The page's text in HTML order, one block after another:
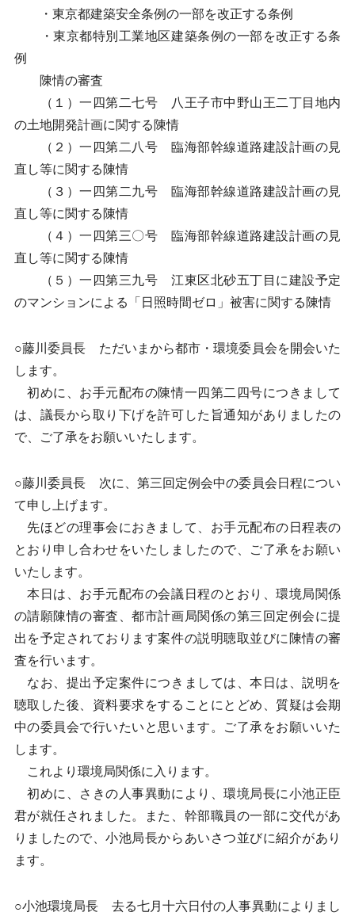
・東京都建築安全条例の一部を改正する条例
・東京都特別工業地区建築条例の一部を改正する条
例
陳情の審査
（１）一四第二七号 八王子市中野山王二丁目地内
の土地開発計画に関する陳情
（２）一四第二八号 臨海部幹線道路建設計画の見
直し等に関する陳情
（３）一四第二九号 臨海部幹線道路建設計画の見
直し等に関する陳情
（４）一四第三〇号 臨海部幹線道路建設計画の見
直し等に関する陳情
（５）一四第三九号 江東区北砂五丁目に建設予定
のマンションによる「日照時間ゼロ」被害に関する陳情
○藤川委員長 ただいまから都市・環境委員会を開会いた
します。
初めに、お手元配布の陳情一四第二四号につきまして
は、議長から取り下げを許可した旨通知がありましたの
で、ご了承をお願いいたします。
○藤川委員長 次に、第三回定例会中の委員会日程につい
て申し上げます。
先ほどの理事会におきまして、お手元配布の日程表の
とおり申し合わせをいたしましたので、ご了承をお願い
いたします。
本日は、お手元配布の会議日程のとおり、環境局関係
の請願陳情の審査、都市計画局関係の第三回定例会に提
出を予定されております案件の説明聴取並びに陳情の審
査を行います。
なお、提出予定案件につきましては、本日は、説明を
聴取した後、資料要求をすることにとどめ、質疑は会期
中の委員会で行いたいと思います。ご了承をお願いいた
します。
これより環境局関係に入ります。
初めに、さきの人事異動により、環境局長に小池正臣
君が就任されました。また、幹部職員の一部に交代があ
りましたので、小池局長からあいさつ並びに紹介があり
ます。
○小池環境局長 去る七月十六日付の人事異動によりまし